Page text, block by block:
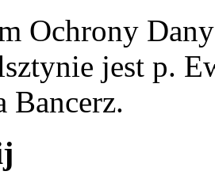
Ochrony
jest p.
Bancerz.